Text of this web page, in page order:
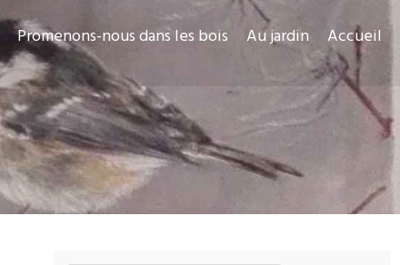
Promenons-nous dans les bois Au jardin Accueil